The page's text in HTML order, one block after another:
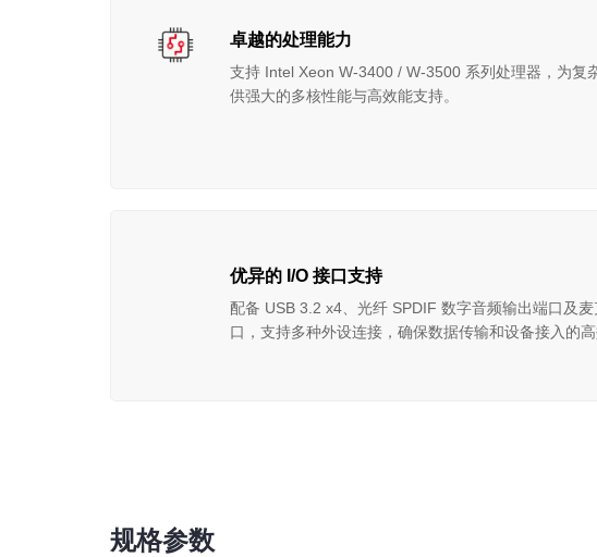
卓越的处理能力
支持 Intel Xeon W-3400 / W-3500 系列处理器，为复
供强大的多核性能与高效能支持。
优异的 I/O 接口支持
配备 USB 3.2 x4、光纤 SPDIF 数字音频输出端口及
口，支持多种外设连接，确保数据传输和设备接入的高
规格参数